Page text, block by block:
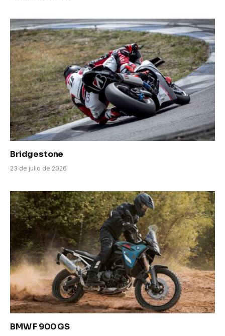
Bridgestone
23 de julio de 2026
BMW F 900 GS